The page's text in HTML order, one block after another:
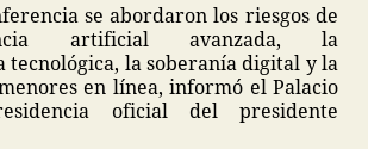
se abordaron los riesgos de
artificial avanzada, la
la soberanía digital y la
en línea, informó el Palacio
oficial del presidente